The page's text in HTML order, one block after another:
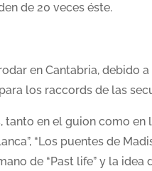
de 20 veces éste.
en Cantabria, debido
los raccords de las
tanto en el guion como en
“Los puentes de
de “Past life” y la idea